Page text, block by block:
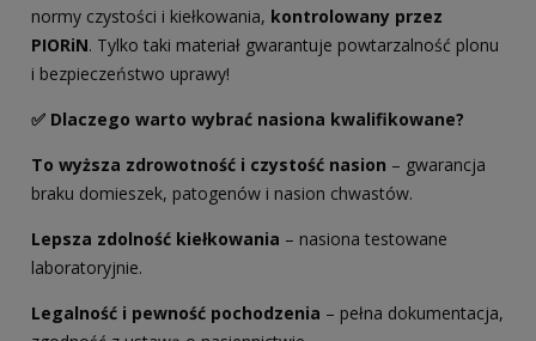
normy czystości i kiełkowania, kontrolowany przez
PIORiN. Tylko taki materiał gwarantuje powtarzalność plonu
i bezpieczeństwo uprawy!
✅ Dlaczego warto wybrać nasiona kwalifikowane?
To wyższa zdrowotność i czystość nasion – gwarancja
braku domieszek, patogenów i nasion chwastów.
Lepsza zdolność kiełkowania – nasiona testowane
laboratoryjnie.
Legalność i pewność pochodzenia – pełna dokumentacja,